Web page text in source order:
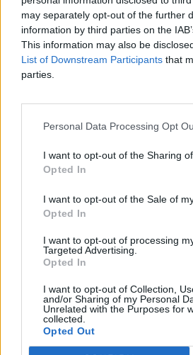
may separately opt-out of the further
information by third parties on the
This information may also be
List of Downstream Participants that
parties.
Personal Data Processing Opt
I want to opt-out of the Sharing
Opted In
I want to opt-out of the Sale of
Opted In
I want to opt-out of processing
Targeted Advertising.
Opted In
I want to opt-out of Collection,
and/or Sharing of my Personal
Unrelated with the Purposes for
collected.
Opted Out
Senat odrzuca pomysł
Senat odrzucił wniosek prezydenta o
referendum. We wniosku o organizację
Europejskiej.
Paweł Żurek
Kraj